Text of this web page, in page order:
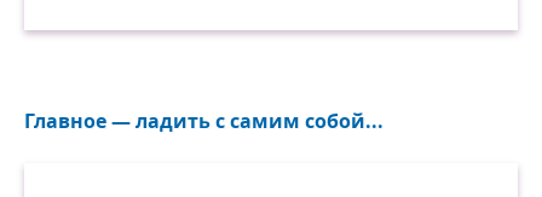
Главное — ладить с самим собой...